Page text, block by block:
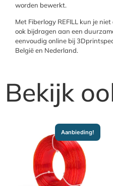
worden bewerkt.
Met Fiberlogy REFILL kun je
ook bijdragen aan een
eenvoudig online bij
België en Nederland.
Bekijk
Aanbieding!